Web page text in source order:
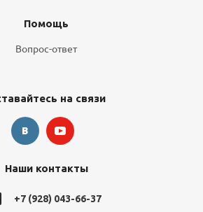
Помощь
Вопрос-ответ
на связи
Наши контакты
+7 (928) 043-66-37